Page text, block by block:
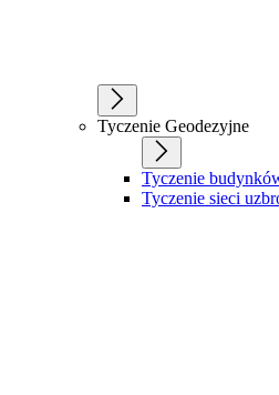
Tyczenie Geodezyjne
Tyczenie
Tyczenie sieci